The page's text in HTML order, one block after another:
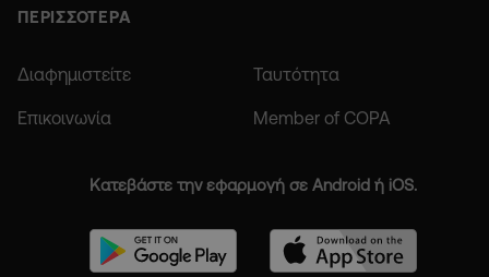
ΠΕΡΙΣΣΟΤΕΡΑ
Διαφημιστείτε Ταυτότητα
Επικοινωνία Member of COPA
Κατεβάστε την εφαρμογή σε Android ή iOS.